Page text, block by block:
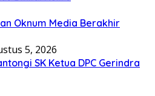
Oknum Media Berakhir
5, 2026
SK Ketua DPC Gerindra